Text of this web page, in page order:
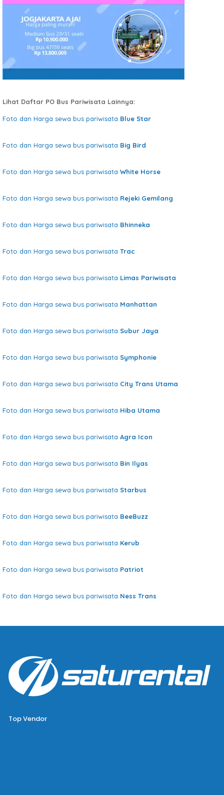
Lihat Daftar PO Bus Pariwisata Lainnya:
Foto dan Harga sewa bus pariwisata Blue Star
Foto dan Harga sewa bus pariwisata Big Bird
Foto dan Harga sewa bus pariwisata White Horse
Foto dan Harga sewa bus pariwisata Rejeki Gemilang
Foto dan Harga sewa bus pariwisata Bhinneka
Foto dan Harga sewa bus pariwisata Trac
Foto dan Harga sewa bus pariwisata Limas Pariwisata
Foto dan Harga sewa bus pariwisata Manhattan
Foto dan Harga sewa bus pariwisata Subur Jaya
Foto dan Harga sewa bus pariwisata Symphonie
Foto dan Harga sewa bus pariwisata City Trans Utama
Foto dan Harga sewa bus pariwisata Hiba Utama
Foto dan Harga sewa bus pariwisata Agra Icon
Foto dan Harga sewa bus pariwisata Bin Ilyas
Foto dan Harga sewa bus pariwisata Starbus
Foto dan Harga sewa bus pariwisata BeeBuzz
Foto dan Harga sewa bus pariwisata Kerub
Foto dan Harga sewa bus pariwisata Patriot
Foto dan Harga sewa bus pariwisata Ness Trans
Top Vendor